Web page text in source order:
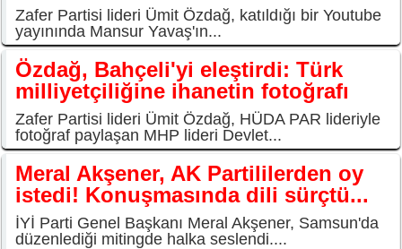
Zafer Partisi lideri Ümit Özdağ, katıldığı bir Youtube
yayınında Mansur Yavaş'ın...
Özdağ, Bahçeli'yi eleştirdi: Türk
milliyetçiliğine ihanetin fotoğrafı
Zafer Partisi lideri Ümit Özdağ, HÜDA PAR lideriyle
fotoğraf paylaşan MHP lideri Devlet...
Meral Akşener, AK Partililerden oy
istedi! Konuşmasında dili sürçtü...
İYİ Parti Genel Başkanı Meral Akşener, Samsun'da
düzenlediği mitingde halka seslendi....